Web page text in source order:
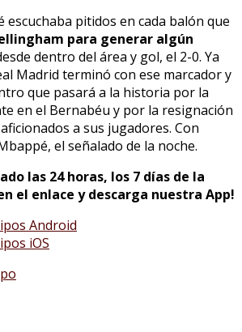
escuchaba pitidos en cada balón que
para generar algún
dentro del área y gol, el 2-0. Ya
Madrid terminó con ese marcador y
que pasará a la historia por la
en el Bernabéu y por la resignación
a sus jugadores. Con
el señalado de la noche.
las 24 horas, los 7 días de la
el enlace y descarga nuestra App!
Android
iOS